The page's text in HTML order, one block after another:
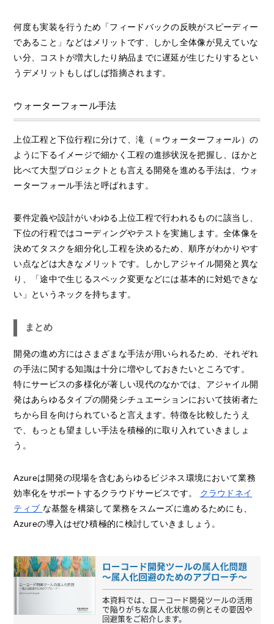
何度も実装を行うため「フィードバックの反映がスピーディー
であること」などはメリットです、しかし全体像が見えていな
い分、コストが増大したり納品までに遅延が生じたりするとい
うデメリットもしばしば指摘されます。
ウォーターフォール手法
上位工程と下位行程に分けて、滝（＝ウォーターフォール）の
ように下るイメージで細かく工程の進捗状況を把握し、ほかと
比べて大型プロジェクトとも言える開発を進める手法は、ウォ
ーターフォール手法と呼ばれます。
要件定義や設計がいわゆる上位工程で行われるものに該当し、
下位の行程ではコーディングやテストを実施します。全体像を
決めてタスクを細分化し工程を決めるため、順序がわかりやす
い点などは大きなメリットです。しかしアジャイル開発と異な
り、「途中で生じるスペック変更などには基本的に対処できな
い」というネックを持ちます。
まとめ
開発の進め方にはさまざまな手法が用いられるため、それぞれ
の手法に関する知識は十分に増やしておきたいところです。
特にサービスの多様化が著しい現代のなかでは、アジャイル開
発はあらゆるタイプの開発シチュエーションにおいて技術者た
ちから目を向けられていると言えます。特徴を比較したうえ
で、もっとも望ましい手法を積極的に取り入れていきましょ
う。
Azureは開発の現場を含むあらゆるビジネス環境において業務
効率化をサポートするクラウドサービスです。 クラウドネイ
ティブ な基盤を構築して業務をスムーズに進めるためにも、
Azureの導入はぜひ積極的に検討していきましょう。